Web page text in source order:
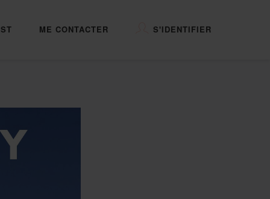
ME CONTACTER S'IDENTIFIER